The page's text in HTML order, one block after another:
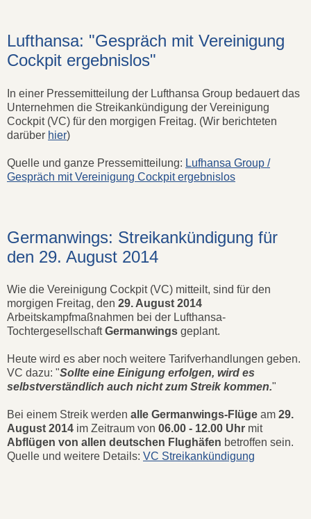
Lufthansa: "Gespräch mit Vereinigung
Cockpit ergebnislos"
In einer Pressemitteilung der Lufthansa Group bedauert das
Unternehmen die Streikankündigung der Vereinigung
Cockpit (VC) für den morgigen Freitag. (Wir berichteten
darüber hier)
Quelle und ganze Pressemitteilung: Lufhansa Group /
Gespräch mit Vereinigung Cockpit ergebnislos
Germanwings: Streikankündigung für
den 29. August 2014
Wie die Vereinigung Cockpit (VC) mitteilt, sind für den
morgigen Freitag, den 29. August 2014
Arbeitskampfmaßnahmen bei der Lufthansa-
TochtergesellschaftGermanwings geplant.
Heute wird es aber noch weitere Tarifverhandlungen geben.
VC dazu: "Sollte eine Einigung erfolgen, wird es
selbstverständlich auch nicht zum Streik kommen."
Bei einem Streik werden alle Germanwings-Flüge am 29.
August 2014 im Zeitraum von 06.00 - 12.00 Uhr mit
Abflügen von allen deutschen Flughäfen betroffen sein.
Quelle und weitere Details: VC Streikankündigung